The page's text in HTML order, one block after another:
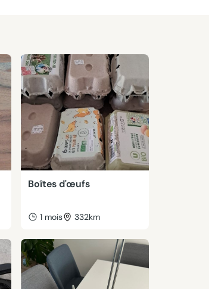
Boîtes d'œufs
1 mois 332km